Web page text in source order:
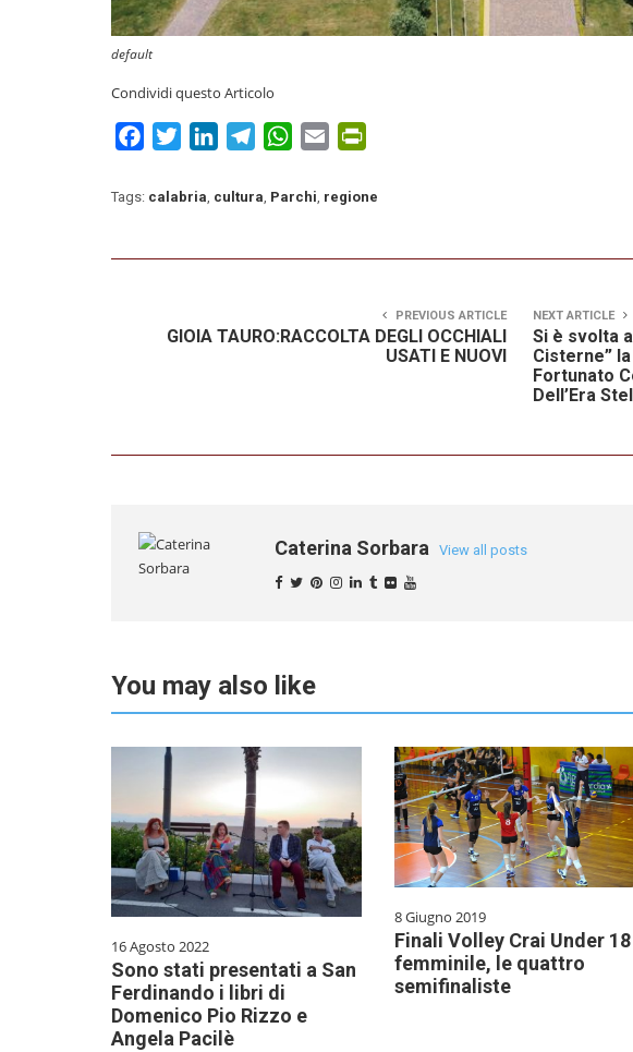
default
Condividi questo Articolo
FacebookTwitterLinkedInTelegramWhatsApp
Email
Tags: calabria cultura Parchi regione
PREVIOUS ARTICLE
GIOIA TAURO:RACCOLTA DEGLI OCCHIALI
USATI E NUOVI
NEXT ARTICLE
Si è svolta
Cisterne”
Fortunato
Dell’Era
Caterina Sorbara View all posts
You may also like
16 Agosto 2022
Sono stati presentati a San
Ferdinando i libri di
Domenico Pio Rizzo e
Angela Pacilè
8 Giugno 2019
Finali Volley Crai Under 18
femminile, le quattro
semifinaliste